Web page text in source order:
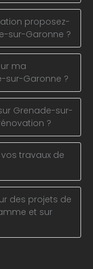
proposez-
sur-Garonne ?
ma
sur-Garonne ?
Grenade-sur-
?
travaux de
des projets de
et sur